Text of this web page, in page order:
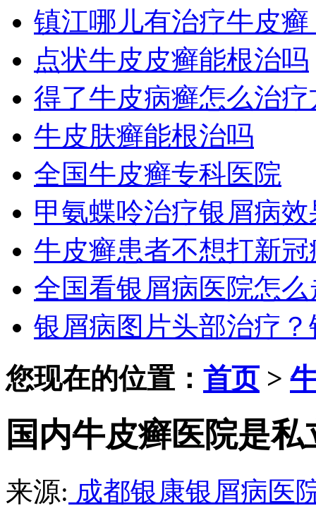
镇江哪儿有治疗牛皮癣
点状牛皮皮癣能根治吗
得了牛皮病癣怎么治疗
牛皮肤癣能根治吗
全国牛皮癣专科医院
甲氨蝶呤治疗银屑病效
牛皮癣患者不想打新冠
全国看银屑病医院怎么
银屑病图片头部治疗？
您现在的位置： 首页>
国内牛皮癣医院是私
来源: 成都银康银屑病医